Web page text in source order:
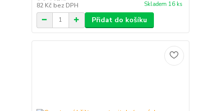
82 Kč bez DPH Skladem 16 ks
Přidat do košíku